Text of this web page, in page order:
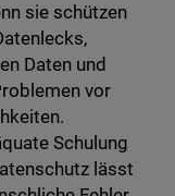
sie schützen
Daten und
vor
Schulung
lässt